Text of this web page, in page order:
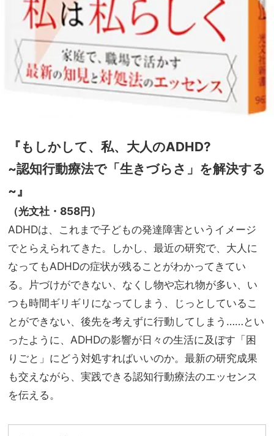
『もしかして、私、大人のADHD?
~認知行動療法で「生きづらさ」を解決する
~』
（光文社・858円）
ADHDは、これまで子どもの発達障害というイメージ
でとらえられてきた。しかし、最近の研究で、大人に
なってもADHDの症状が残ることがわかってきてい
る。片づけができない、なくし物や忘れ物が多い、い
つも時間ギリギリになってしまう、じっとしているこ
とができない、後先を考えずに行動してしまう……とい
ったように、ADHDの影響が日々の生活に及ぼす「困
りごと」にどう対処すればいいのか。最新の研究成果
も交えながら、実践できる認知行動療法のエッセンス
を伝える。